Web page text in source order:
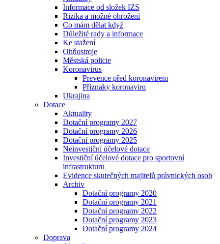
Informace od složek IZS
Rizika a možné ohrožení
Co mám dělat když
Důležité rady a informace
Ke stažení
Ohňostroje
Městská policie
Koronavirus
Prevence před koronavirem
Příznaky koronaviru
Ukrajina
Dotace
Aktuality
Dotační programy 2027
Dotační programy 2026
Dotační programy 2025
Neinvestiční účelové dotace
Investiční účelové dotace pro sportovní
infrastrukturu
Evidence skutečných majitelů právnických osob
Archiv
Dotační programy 2020
Dotační programy 2021
Dotační programy 2022
Dotační programy 2023
Dotační programy 2024
Doprava